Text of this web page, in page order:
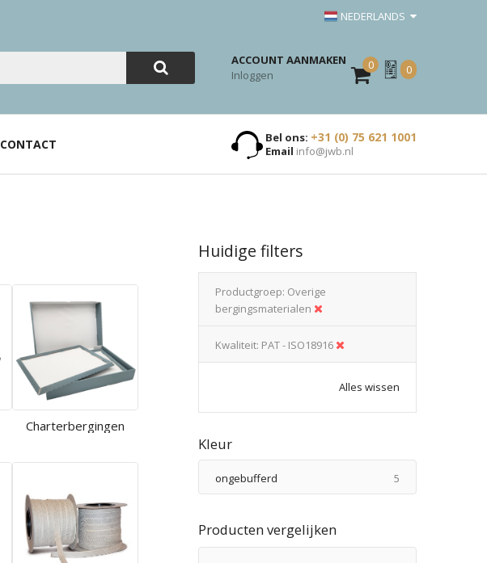
NEDERLANDS
ACCOUNT AANMAKEN
Inloggen
0
Mijn
Offerte
0
CONTACT Bel ons: +31 (0) 75 621 1001
Email info@jwb.nl
Charterbergingen
Huidige filters
Productgroep Overige
bergingsmaterialen
Kwaliteit PAT - ISO18916
Alles wissen
Kleur
ongebufferd 5
Producten vergelijken